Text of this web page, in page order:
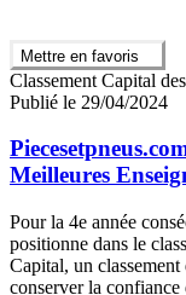
Mettre en favoris
Classement Capital
Publié le 29/04/2024
Meilleures
Pour la 4e année
positionne dans le
Capital, un
conserver la confiance